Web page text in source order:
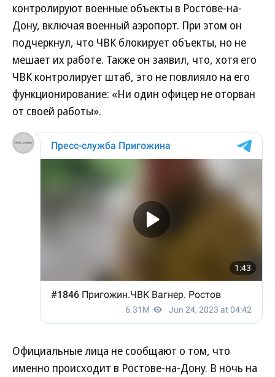
контролируют военные объекты в Ростове-на-
Дону, включая военный аэропорт. При этом он
подчеркнул, что ЧВК блокирует объекты, но не
мешает их работе. Также он заявил, что, хотя его
ЧВК контролирует штаб, это не повлияло на его
функционирование: «Ни один офицер не оторван
от своей работы».
Официальные лица не сообщают о том, что
именно происходит в Ростове-на-Дону. В ночь на